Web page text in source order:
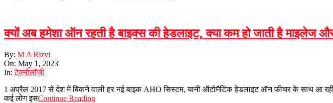
क्यों अब हमेशा ऑन रहती है बाइक्स की हेडलाइट, क्या कम हो जाती है माइलेज
2023-
05-
01
By: M A Rizvi
On: May 1, 2023
In: टेक्नोलॉजी
1 अप्रैल 2017 से देश में बिकने वाली हर नई बाइक AHO सिस्टम, यानी ऑटोमैटिक हेडलाइट ऑन फीचर के साथ आ
कई लोग इसContinue Reading